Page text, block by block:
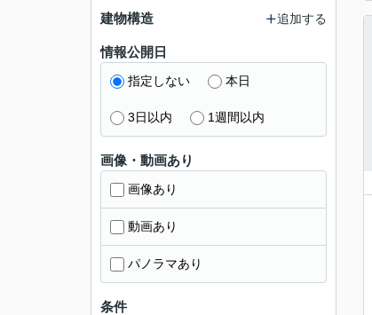
建物構造 追加する
情報公開日
指定しない 本日
3日以内 1週間以内
画像・動画あり
画像あり
動画あり
パノラマあり
条件